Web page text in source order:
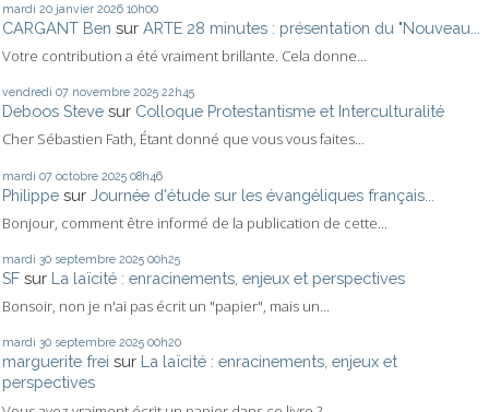
mardi 20 janvier 2026 10h00
CARGANT Ben sur ARTE 28 minutes : présentation du "Nouveau...
Votre contribution a été vraiment brillante. Cela donne...
vendredi 07 novembre 2025 22h45
Deboos Steve sur Colloque Protestantisme et Interculturalité
Cher Sébastien Fath, Étant donné que vous vous faites...
mardi 07 octobre 2025 08h46
Philippe sur Journée d'étude sur les évangéliques français...
Bonjour, comment être informé de la publication de cette...
mardi 30 septembre 2025 00h25
SF sur La laïcité : enracinements, enjeux et perspectives
Bonsoir, non je n'ai pas écrit un "papier", mais un...
mardi 30 septembre 2025 00h20
marguerite frei sur La laïcité : enracinements, enjeux et
perspectives